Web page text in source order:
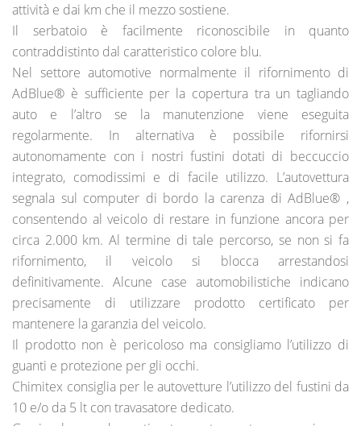
attività e dai km che il mezzo sostiene.
Il serbatoio è facilmente riconoscibile in quanto
contraddistinto dal caratteristico colore blu.
Nel settore automotive normalmente il rifornimento di
AdBlue® è sufficiente per la copertura tra un tagliando
auto e l’altro se la manutenzione viene eseguita
regolarmente. In alternativa è possibile rifornirsi
autonomamente con i nostri fustini dotati di beccuccio
integrato, comodissimi e di facile utilizzo. L’autovettura
segnala sul computer di bordo la carenza di AdBlue® ,
consentendo al veicolo di restare in funzione ancora per
circa 2.000 km. Al termine di tale percorso, se non si fa
rifornimento, il veicolo si blocca arrestandosi
definitivamente. Alcune case automobilistiche indicano
precisamente di utilizzare prodotto certificato per
mantenere la garanzia del veicolo.
Il prodotto non è pericoloso ma consigliamo l’utilizzo di
guanti e protezione per gli occhi.
Chimitex consiglia per le autovetture l’utilizzo del fustini da
10 e/o da 5 lt con travasatore dedicato.